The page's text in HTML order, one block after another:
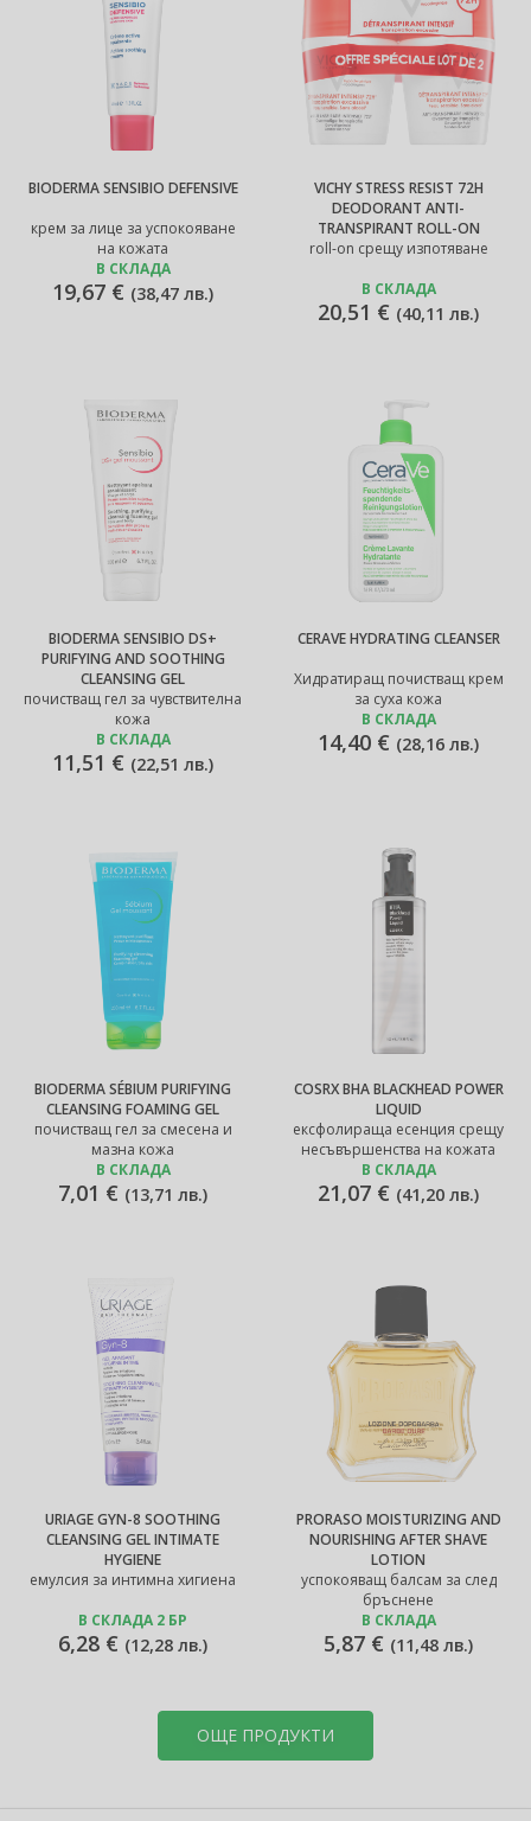
BIODERMA SENSIBIO DEFENSIVE
крем за лице за успокояване
на кожата
В СКЛАДА
19,67 € (38,47 лв.)
VICHY STRESS RESIST 72H
DEODORANT ANTI-
TRANSPIRANT ROLL-ON
roll-on срещу изпотяване
В СКЛАДА
20,51 € (40,11 лв.)
BIODERMA SENSIBIO DS+
PURIFYING AND SOOTHING
CLEANSING GEL
почистващ гел за чувствителна
кожа
В СКЛАДА
11,51 € (22,51 лв.)
CERAVE HYDRATING CLEANSER
Хидратиращ почистващ крем
за суха кожа
В СКЛАДА
14,40 € (28,16 лв.)
BIODERMA SÉBIUM PURIFYING
CLEANSING FOAMING GEL
почистващ гел за смесена и
мазна кожа
В СКЛАДА
7,01 € (13,71 лв.)
COSRX BHA BLACKHEAD POWER
LIQUID
ексфолираща есенция срещу
несъвършенства на кожата
В СКЛАДА
21,07 € (41,20 лв.)
URIAGE GYN-8 SOOTHING
CLEANSING GEL INTIMATE
HYGIENE
емулсия за интимна хигиена
В СКЛАДА 2 БР
6,28 € (12,28 лв.)
PRORASO MOISTURIZING AND
NOURISHING AFTER SHAVE
LOTION
успокояващ балсам за след
бръснене
В СКЛАДА
5,87 € (11,48 лв.)
ОЩЕ ПРОДУКТИ